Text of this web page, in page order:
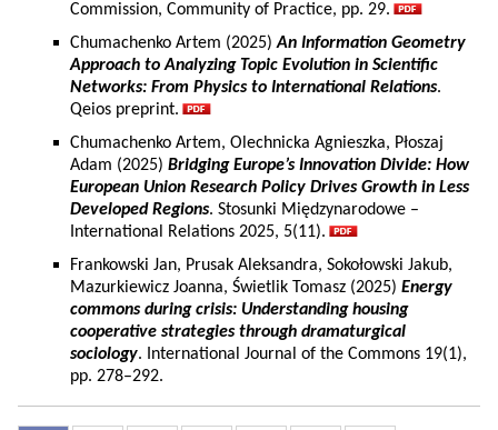
Commission, Community of Practice, pp. 29.
Chumachenko Artem (2025)An Information Geometry
Approach to Analyzing Topic Evolution in Scientific
Networks: From Physics to International Relations.
Qeios preprint.
Chumachenko Artem, Olechnicka Agnieszka, Płoszaj
Adam (2025) Bridging Europe’s Innovation Divide: How
European Union Research Policy Drives Growth in Less
Developed Regions. Stosunki Międzynarodowe –
International Relations 2025, 5(11).
Frankowski Jan, Prusak Aleksandra, Sokołowski Jakub,
Mazurkiewicz Joanna, Świetlik Tomasz (2025) Energy
commons during crisis: Understanding housing
cooperative strategies through dramaturgical
sociology. International Journal of the Commons 19(1),
pp. 278–292.